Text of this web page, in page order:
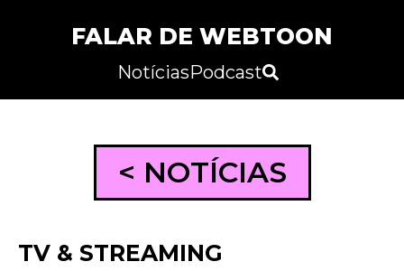
FALAR DE WEBTOON
NotíciasPodcast
< NOTÍCIAS
TV & STREAMING